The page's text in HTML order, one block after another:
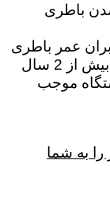
باطری
عمر باطری
داخل دستگاه به پایان میرسد ک معمولا بیش از 2 سال
موجب
را به شما